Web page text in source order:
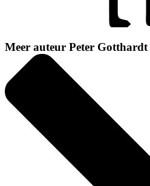
Meer auteur Peter Gotthardt